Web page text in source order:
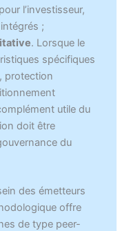
l’investisseur,
;
. Lorsque le
spécifiques
protection
utile du
doit être
du
des émetteurs
offre
de type peer-